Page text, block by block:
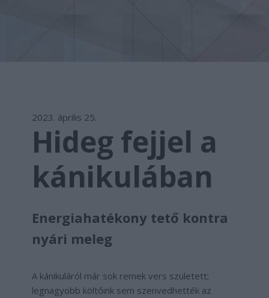
2023. április 25.
Hideg fejjel a
kánikulában
Energiahatékony tető kontra
nyári meleg
A kánikuláról már sok remek vers született;
legnagyobb költőink sem szenvedhették az